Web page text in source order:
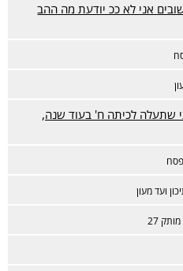
אני לא ככ יודעת מה ההב
שתעלה לכיתה ח' בעוד שנה,
ועד מעון
מותק 27